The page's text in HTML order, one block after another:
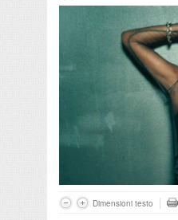
Dimensioni testo